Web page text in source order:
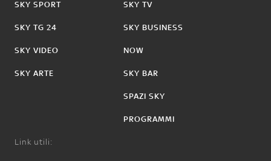
SKY SPORT
SKY TG 24
SKY VIDEO
SKY ARTE
SKY TV
SKY BUSINESS
NOW
SKY BAR
SPAZI SKY
PROGRAMMI
Link utili: